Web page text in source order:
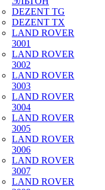
DEZENT TG
DEZENT TX
LAND ROVER
3001
LAND ROVER
3002
LAND ROVER
3003
LAND ROVER
3004
LAND ROVER
3005
LAND ROVER
3006
LAND ROVER
3007
LAND ROVER